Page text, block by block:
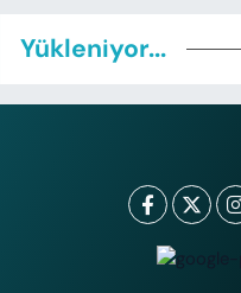
Yükleniyor...